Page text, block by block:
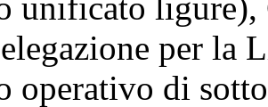
per la
operativo di